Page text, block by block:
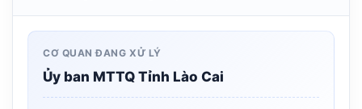
CƠ QUAN ĐANG XỬ LÝ
Ủy ban MTTQ Tỉnh Lào Cai